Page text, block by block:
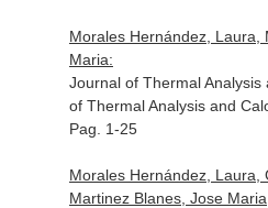
Morales Hernández, Laura,
Maria:
Journal of Thermal Analysis
of Thermal Analysis and
Pag. 1-25
Morales Hernández, Laura,
Martinez Blanes, Jose